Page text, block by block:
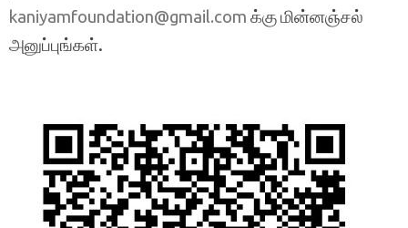
kaniyamfoundation@gmail.com க்கு மின்னஞ்சல்
அனுப்புங்கள்.